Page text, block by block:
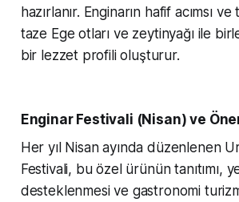
hazırlanır. Enginarın hafif acımsı ve
taze Ege otları ve zeytinyağı ile
bir lezzet profili oluşturur.
Enginar Festivali (Nisan) ve
Her yıl Nisan ayında düzenlenen
Festivali, bu özel ürünün tanıtımı,
desteklenmesi ve gastronomi